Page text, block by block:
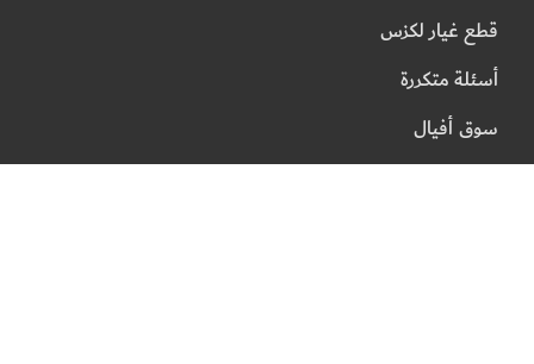
قطع غيار لكزس
أسئلة متكررة
سوق أفيال